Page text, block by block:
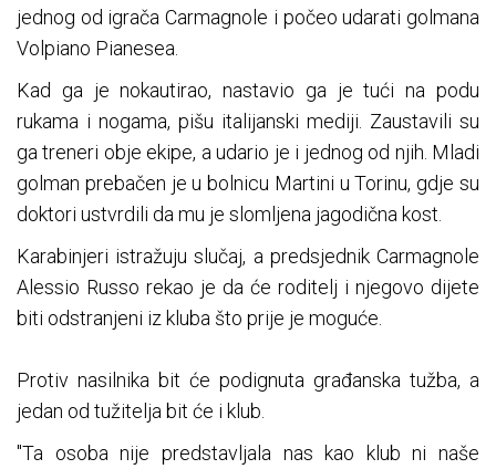
jednog od igrača Carmagnole i počeo udarati golmana
Volpiano Pianesea.
Kad ga je nokautirao, nastavio ga je tući na podu
rukama i nogama, pišu italijanski mediji. Zaustavili su
ga treneri obje ekipe, a udario je i jednog od njih. Mladi
golman prebačen je u bolnicu Martini u Torinu, gdje su
doktori ustvrdili da mu je slomljena jagodična kost.
Karabinjeri istražuju slučaj, a predsjednik Carmagnole
Alessio Russo rekao je da će roditelj i njegovo dijete
biti odstranjeni iz kluba što prije je moguće.
Protiv nasilnika bit će podignuta građanska tužba, a
jedan od tužitelja bit će i klub.
"Ta osoba nije predstavljala nas kao klub ni naše